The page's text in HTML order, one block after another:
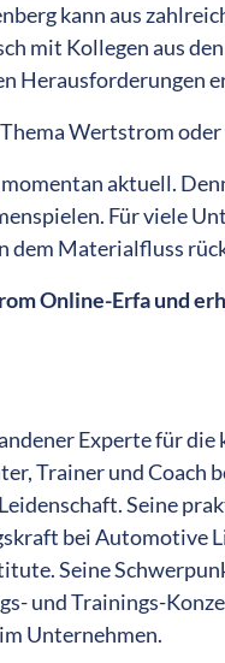
kann aus
mit Kollegen aus
Herausforderungen
Wertstrom
aktuell.
Für viele
dem Materialfluss
Online-Erfa und
Experte für
Trainer und Coach
Seine
bei Automotive
Seine
und Trainings-
Unternehmen.